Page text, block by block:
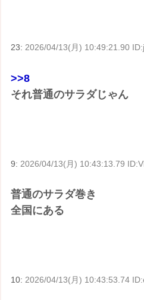
23:2026/04/13(月) 10:49:21.90
>>8
それ普通のサラダじゃん
9: 2026/04/13(月) 10:43:13.79
普通のサラダ巻き
全国にある
10: 2026/04/13(月) 10:43:53.74